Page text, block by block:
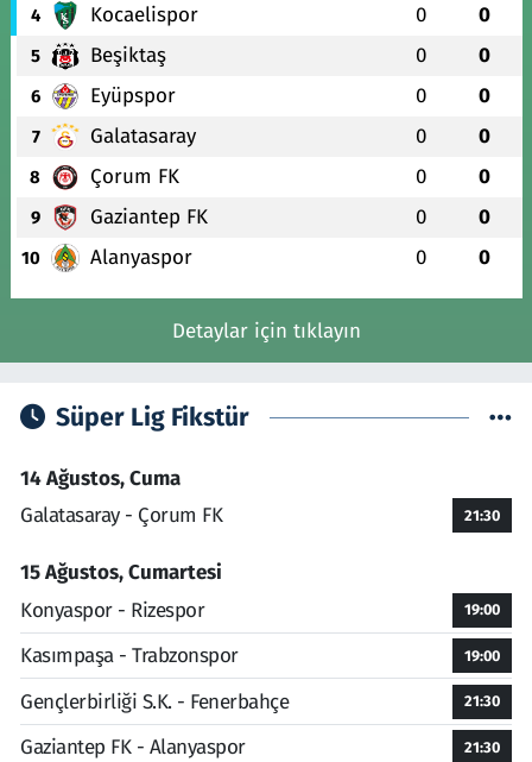
4 Kocaelispor 0 0
5 Beşiktaş 0 0
6 Eyüpspor 0 0
7 Galatasaray 0 0
8 Çorum FK 0 0
9 Gaziantep FK 0 0
10 Alanyaspor 0 0
Detaylar için tıklayın
Süper Lig Fikstür
14 Ağustos, Cuma
Galatasaray - Çorum FK
21:30
15 Ağustos, Cumartesi
Konyaspor - Rizespor
19:00
Kasımpaşa - Trabzonspor 19:00
Gençlerbirliği S.K. - Fenerbahçe 21:30
Gaziantep FK - Alanyaspor 21:30